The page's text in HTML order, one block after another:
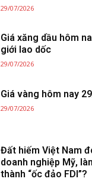
29/07/2026
Giá xăng dầu hôm
giới lao dốc
29/07/2026
Giá vàng hôm nay
29/07/2026
Đất hiếm Việt Nam
doanh nghiệp Mỹ,
thành “ốc đảo FDI”?